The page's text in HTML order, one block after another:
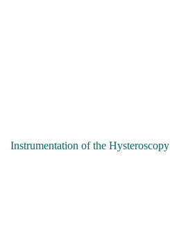
Instrumentation of the Hysteroscopy